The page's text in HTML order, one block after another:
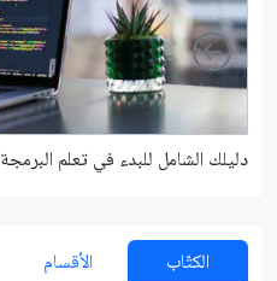
دليلك الشامل للبدء في تعلم البرمجة
Left
الكتّاب الأقسام